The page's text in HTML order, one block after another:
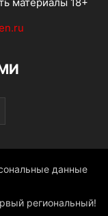
данные
региональный!